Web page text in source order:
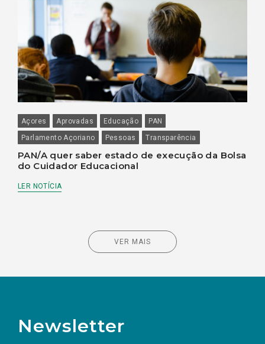
Açores Aprovadas Educação
PAN
Parlamento Açoriano
Pessoas Transparência
PAN/A quer saber estado de execução da Bolsa
do Cuidador Educacional
LER NOTÍCIA
VER MAIS
Newsletter